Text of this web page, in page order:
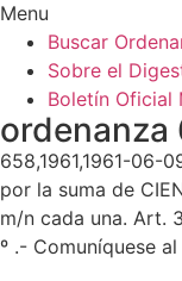
Menu
Buscar
Sobre el
Boletín Oficial
ordenanza
658,1961,1961-06-
por la suma de
m/n cada una. Art.
º .- Comuníquese